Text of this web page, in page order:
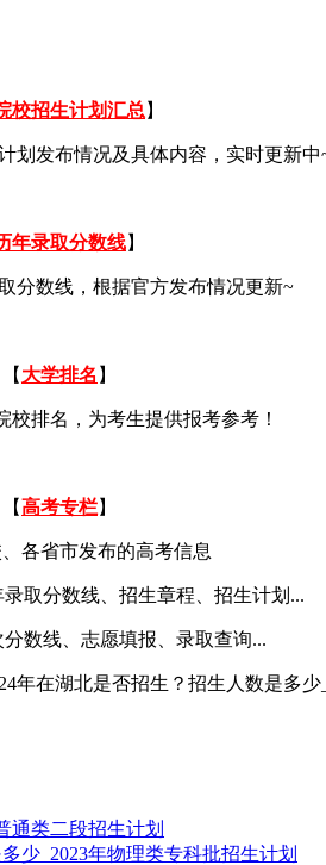
校招生计划汇总 】
划发布情况及具体内容，实时更新中
年录取分数线】
分数线，根据官方发布情况更新~
【 大学排名 】
校排名，为考生提供报考参考！
【高考专栏】
各省市发布的高考信息
取分数线、招生章程、招生计划...
数线、志愿填报、录取查询...
通类二段招生计划
少_2023年物理类专科批招生计划